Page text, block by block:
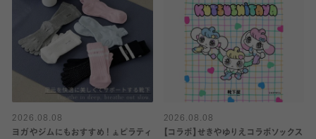
2026.08.08
ヨガやジムにもおすすめ！🧘ピラティ
2026.08.08
【コラボ】せきやゆりえコラボソックス